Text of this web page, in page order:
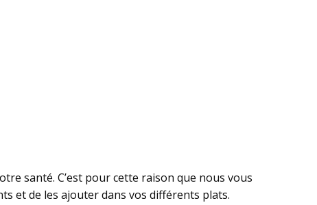
santé. C’est pour cette raison que nous vous
et de les ajouter dans vos différents plats.